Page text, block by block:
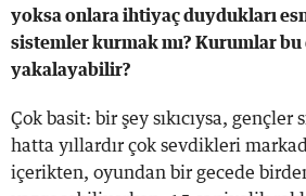
yoksa onlara ihtiyaç duydukları
sistemler kurmak mı? Kurumlar bu
yakalayabilir?
Çok basit: bir şey sıkıcıysa, gençler
hatta yıllardır çok sevdikleri
içerikten, oyundan bir gecede birden